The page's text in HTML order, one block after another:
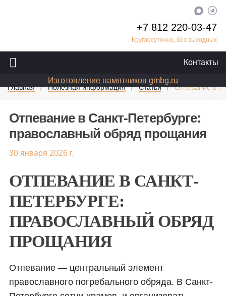
+7 812 220-03-47
Круглосуточно, без выходных
Контакты
Изготовление памятников gmbg.ru
Главная Полезная информация Статьи Отпевание в
Отпевание в Санкт-Петербурге:
православный обряд прощания
30 января 2026 г.
ОТПЕВАНИЕ В САНКТ-
ПЕТЕРБУРГЕ:
ПРАВОСЛАВНЫЙ ОБРЯД
ПРОЩАНИЯ
Отпевание — центральный элемент
православного погребального обряда. В Санкт-